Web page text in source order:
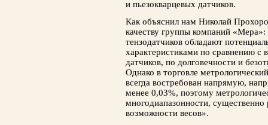
и пьезокварцевых датчиков.
Как объяснил нам Николай
качеству группы компаний
тензодатчиков обладают
характеристиками по сравне­нию с
датчиков, по долговечности и
Однако в торговле
всегда вос­требован напрямую,
менее 0,03%, поэтому
многодиапазонности,
возможности весов».